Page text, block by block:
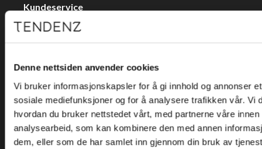
Denne nettsiden anvender cookies
Vi bruker informasjonskapsler for å gi innhold og annonser
sosiale mediefunksjoner og for å analysere trafikken vår. Vi
hvordan du bruker nettstedet vårt, med partnerne våre
analysearbeid, som kan kombinere den med annen
dem, eller som de har samlet inn gjennom din bruk av
Kundeservice
Kjøpsvilkår
Personvern
Holtegata 26, 0355 Oslo
Telefon: +47 22 92 50 00
E-post: kundeservice@tendenz.net
Nyttige lenker